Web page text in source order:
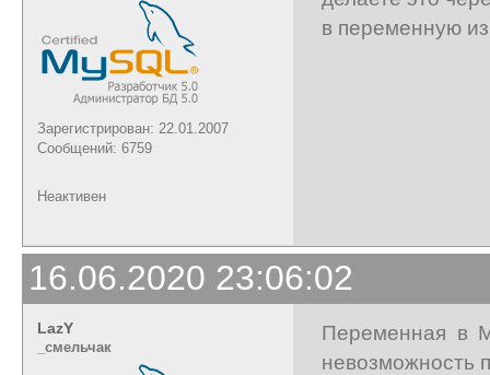
Зарегистрирован: 22.01.2007
Сообщений: 6759
в переменную
Неактивен
16.06.2020 23:06:02
LazY
_cмельчак
Переменная в
невозможность